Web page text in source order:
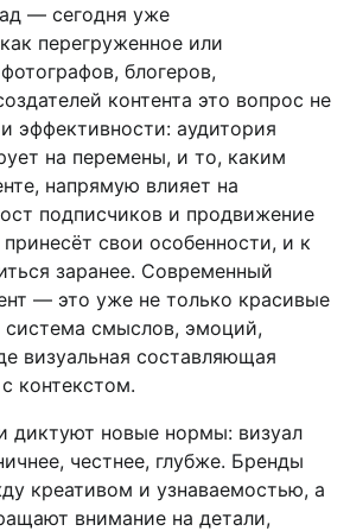
— сегодня уже
перегруженное или
блогеров,
контента это вопрос не
эффективности: аудитория
на перемены, и то, каким
напрямую влияет на
подписчиков и продвижение
свои особенности, и к
заранее. Современный
— это уже не только красивые
система смыслов, эмоций,
визуальная составляющая
контекстом.
диктуют новые нормы: визуал
честнее, глубже. Бренды
креативом и узнаваемостью, а
внимание на детали,